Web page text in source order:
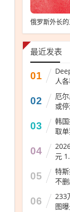
俄罗斯外长
最近发表
01
人
02
厄
或
03
韩
取
04
元
05
特斯
不
06
233
图